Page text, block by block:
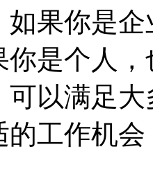
如果你是
你是个人
可以满足
的工作机